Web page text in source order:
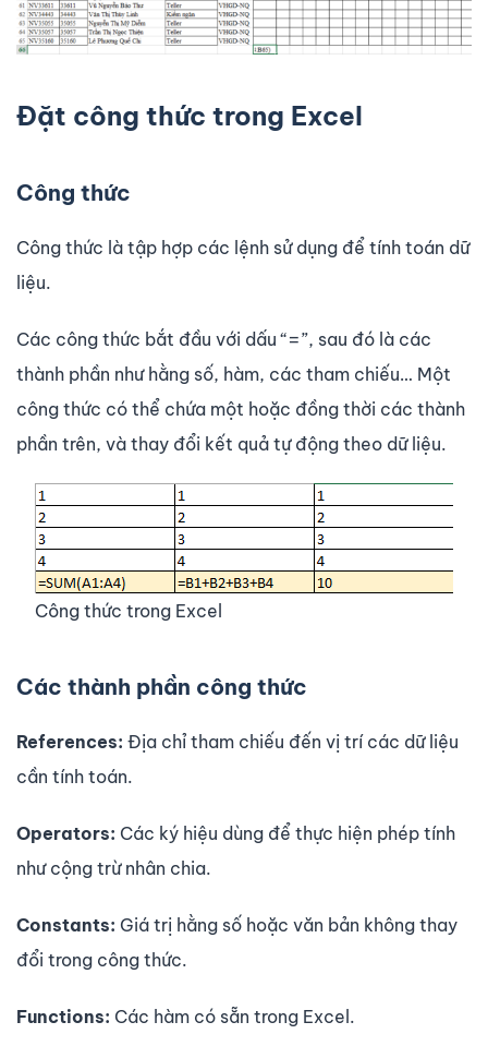
Đặt công thức trong Excel
Công thức
Công thức là tập hợp các lệnh sử dụng để tính toán dữ
liệu.
Các công thức bắt đầu với dấu “=”, sau đó là các
thành phần như hằng số, hàm, các tham chiếu… Một
công thức có thể chứa một hoặc đồng thời các thành
phần trên, và thay đổi kết quả tự động theo dữ liệu.
Công thức trong Excel
Các thành phần công thức
References: Địa chỉ tham chiếu đến vị trí các dữ liệu
cần tính toán.
Operators: Các ký hiệu dùng để thực hiện phép tính
như cộng trừ nhân chia.
Constants: Giá trị hằng số hoặc văn bản không thay
đổi trong công thức.
Functions: Các hàm có sẵn trong Excel.